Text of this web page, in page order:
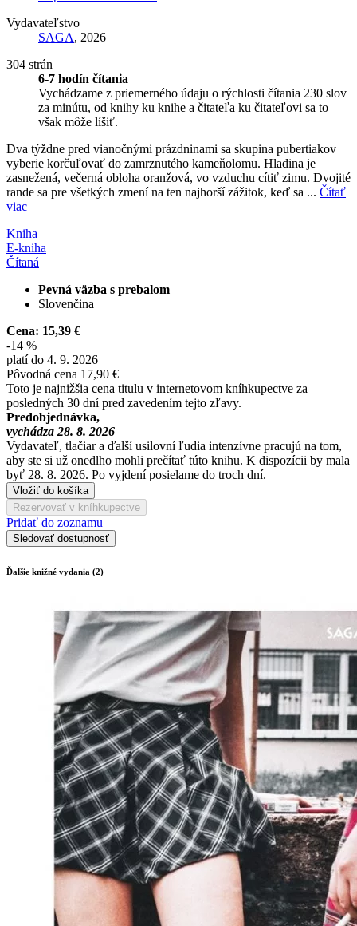
Vydavateľstvo
SAGA, 2026
304 strán
6-7 hodín čítania
Vychádzame z priemerného údaju o rýchlosti čítania 230 slov
za minútu, od knihy ku knihe a čitateľa ku čitateľovi sa to
však môže líšiť.
Dva týždne pred vianočnými prázdninami sa skupina pubertiakov
vyberie korčuľovať do zamrznutého kameňolomu. Hladina je
zasnežená, večerná obloha oranžová, vo vzduchu cítiť zimu. Dvojité
rande sa pre všetkých zmení na ten najhorší zážitok, keď sa ... Čítať
viac
Kniha
E-kniha
Čítaná
Pevná väzba s prebalom
Slovenčina
Cena: 15,39 €
-14 %
platí do 4. 9. 2026
Pôvodná cena 17,90 €
Toto je najnižšia cena titulu v internetovom kníhkupectve za
posledných 30 dní pred zavedením tejto zľavy.
Predobjednávka,
vychádza 28. 8. 2026
Vydavateľ, tlačiar a ďalší usilovní ľudia intenzívne pracujú na tom,
aby ste si už onedlho mohli prečítať túto knihu. K dispozícii by mala
byť 28. 8. 2026. Po vyjdení posielame do troch dní.
Vložiť do košíka
Rezervovať v kníhkupectve
Pridať do zoznamu
Sledovať dostupnosť
Ďalšie knižné vydania (2)